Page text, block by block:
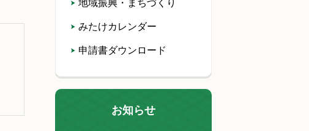
地域振興・まちづくり
みたけカレンダー
申請書ダウンロード
お知らせ